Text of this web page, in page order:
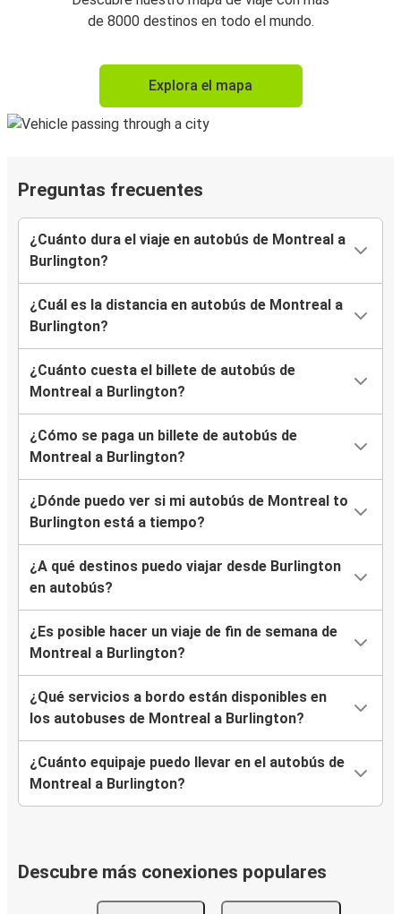
de 8000 destinos en todo el mundo.
Explora el mapa
Preguntas frecuentes
¿Cuánto dura el viaje en autobús de Montreal a
Burlington?
¿Cuál es la distancia en autobús de Montreal a
Burlington?
¿Cuánto cuesta el billete de autobús de
Montreal a Burlington?
¿Cómo se paga un billete de autobús de
Montreal a Burlington?
¿Dónde puedo ver si mi autobús de Montreal to
Burlington está a tiempo?
¿A qué destinos puedo viajar desde Burlington
en autobús?
¿Es posible hacer un viaje de fin de semana de
Montreal a Burlington?
¿Qué servicios a bordo están disponibles en
los autobuses de Montreal a Burlington?
¿Cuánto equipaje puedo llevar en el autobús de
Montreal a Burlington?
Descubre más conexiones populares